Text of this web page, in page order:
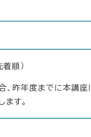
順）
、昨年度までに本講座
す。